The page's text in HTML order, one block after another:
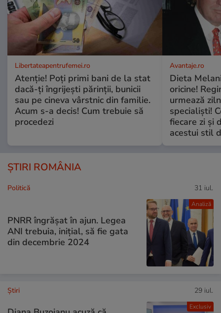
Libertateapentrufemei.ro
Atenție! Poți primi bani de la stat
dacă-ți îngrijești părinții, bunicii
sau pe cineva vârstnic din familie.
Acum s-a decis! Cum trebuie să
procedezi
Avantaje.ro
Dieta
oricine!
urmează
specialiști!
fiecare zi și
acestui stil
ȘTIRI ROMÂNIA
Analiză
Politică 31 iul.
PNRR îngrășat în ajun. Legea
ANI trebuia, inițial, să fie gata
din decembrie 2024
Exclusiv
Ştiri 29 iul.